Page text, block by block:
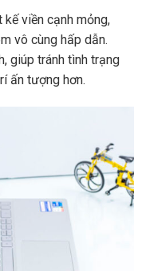
viền cạnh mỏng,
vô cùng hấp dẫn.
giúp tránh tình trạng
ấn tượng hơn.